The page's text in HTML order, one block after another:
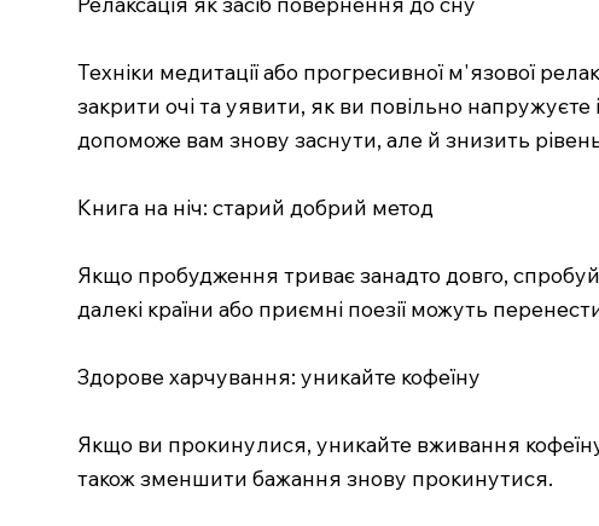
Техніки медитації або прогресивної м'язової
закрити очі та уявити, як ви повільно
допоможе вам знову заснути, але й знизить
Книга на ніч: старий добрий метод
Якщо пробудження триває занадто довго,
далекі країни або приємні поезії можуть
Здорове харчування: уникайте кофеїну
Якщо ви прокинулися, уникайте вживання
також зменшити бажання знову прокинутися.